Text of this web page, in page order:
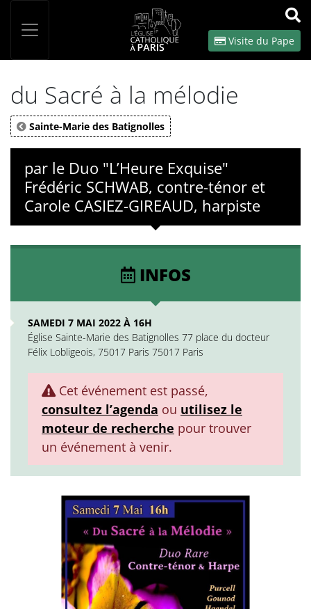
OK
Visite du Pape
du Sacré à la mélodie
Sainte-Marie des Batignolles
par le Duo "L’Heure Exquise"
Frédéric SCHWAB, contre-ténor et
Carole CASIEZ-GIREAUD, harpiste
INFOS
SAMEDI 7 MAI 2022 À 16H
Église Sainte-Marie des Batignolles 77 place du docteur
Félix Lobligeois, 75017 Paris 75017 Paris
Cet événement est passé,
consultez l’agenda ou utilisez le
moteur de recherche pour trouver
un événement à venir.
Panneau de gestion des cookies